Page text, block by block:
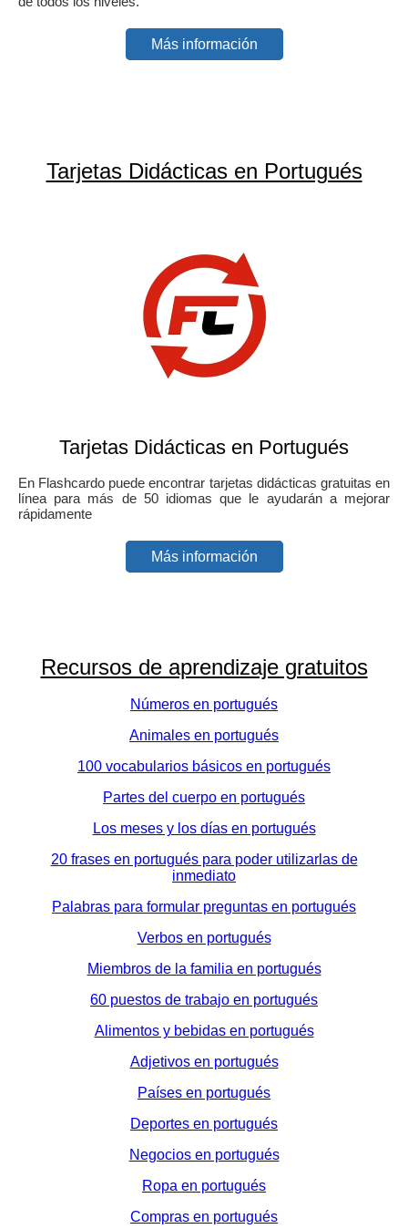
Más información
Tarjetas Didácticas en Portugués
Tarjetas Didácticas en Portugués
En Flashcardo puede encontrar tarjetas didácticas gratuitas en
línea para más de 50 idiomas que le ayudarán a mejorar
rápidamente
Más información
Recursos de aprendizaje gratuitos
Números en portugués
Animales en portugués
100 vocabularios básicos en portugués
Partes del cuerpo en portugués
Los meses y los días en portugués
20 frases en portugués para poder utilizarlas de
inmediato
Palabras para formular preguntas en portugués
Verbos en portugués
Miembros de la familia en portugués
60 puestos de trabajo en portugués
Alimentos y bebidas en portugués
Adjetivos en portugués
Países en portugués
Deportes en portugués
Negocios en portugués
Ropa en portugués
Compras en portugués